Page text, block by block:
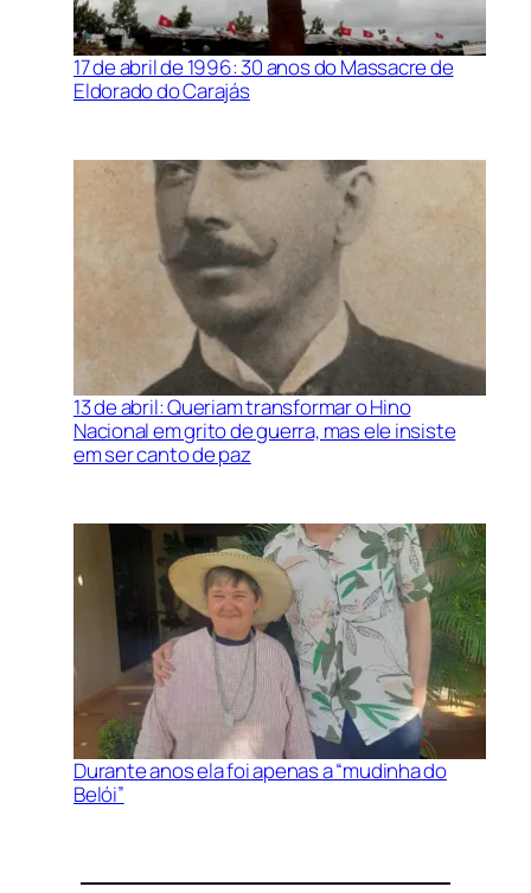
17 de abril de 1996: 30 anos do Massacre de
Eldorado do Carajás
13 de abril: Queriam transformar o Hino
Nacional em grito de guerra, mas ele insiste
em ser canto de paz
Durante anos ela foi apenas a “mudinha do
Belói”